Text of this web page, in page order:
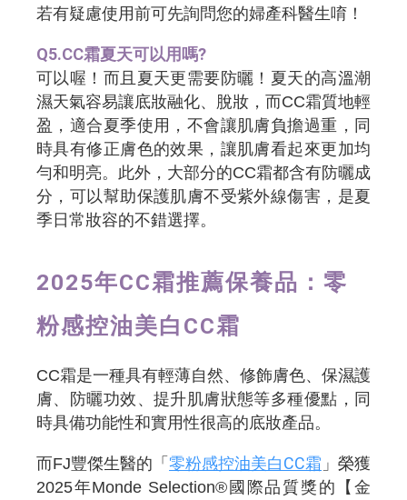
若有疑慮使用前可先詢問您的婦產科醫生唷！
Q5.CC霜夏天可以用嗎?
可以喔！而且夏天更需要防曬！夏天的高溫潮
濕天氣容易讓底妝融化、脫妝，而CC霜質地輕
盈，適合夏季使用，不會讓肌膚負擔過重，同
時具有修正膚色的效果，讓肌膚看起來更加均
勻和明亮。此外，大部分的CC霜都含有防曬成
分，可以幫助保護肌膚不受紫外線傷害，是夏
季日常妝容的不錯選擇。
2025年CC霜推薦保養品：零
粉感控油美白CC霜
CC霜是一種具有輕薄自然、修飾膚色、保濕護
膚、防曬功效、提升肌膚狀態等多種優點，同
時具備功能性和實用性很高的底妝產品。
而FJ豐傑生醫的「 零粉感控油美白CC霜 」榮獲
2025年Monde Selection®國際品質獎的【金